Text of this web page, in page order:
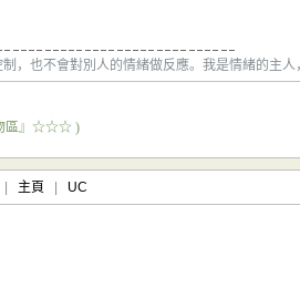
，也不會對別人的情緒做反應。我是情緒的主人
區』☆☆☆ )
主頁 UC